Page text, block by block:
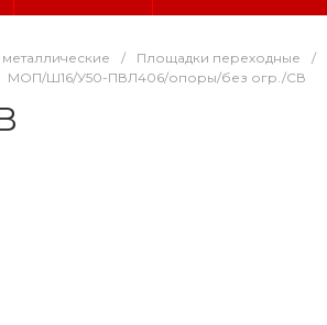
/ Площадки переходные /
МОП/Ш16/У50-ПВЛ406/опоры/без огр./СВ